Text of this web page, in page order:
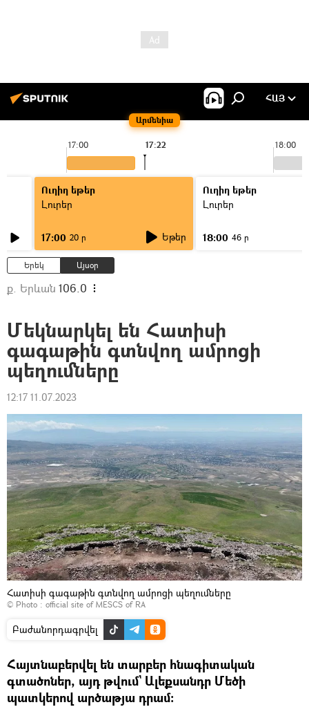
Արմենիա
ՀԱՅ
17:00 18:00
17:22
Ուղիղ եթեր
Լուրեր
17:00 20 ր Եթեր
Ուղիղ եթեր
Լուրեր
18:00 46 ր
Երեկ Այսօր
ք. Երևան 106.0
Մեկնարկել են Հատիսի
գագաթին գտնվող ամրոցի
պեղումները
12:17 11.07.2023
Հատիսի գագաթին գտնվող ամրոցի պեղումները
© Photo : official site of MESCS of RA
Բաժանորդագրվել
Հայտնաբերվել են տարբեր հնագիտական
գտածոներ, այդ թվում` Ալեքսանդր Մեծի
պատկերով արծաթյա դրամ։